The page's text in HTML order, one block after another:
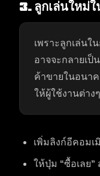
3. ลูกเล่นใหม่
เพราะลูกเล่นใ
อาจจะกลายเ
ค้าขายในอนาค
ให้ผู้ใช้งานต่างๆ
เพิ่มลิงก์อีคอมเ
ให้ปุ่ม “ซื้อเลย